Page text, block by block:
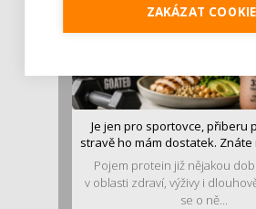
Je jen pro sportovce, přiberu
stravě ho mám dostatek. Znáte
Pojem protein již nějakou
v oblasti zdraví, výživy i
se o ně...
ZAKÁZAT